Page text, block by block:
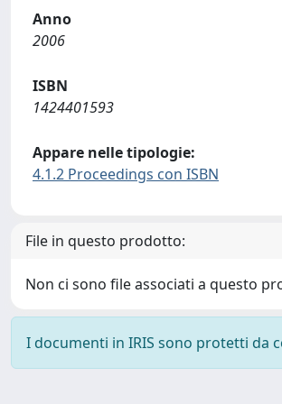
Anno
2006
ISBN
1424401593
Appare nelle tipologie:
4.1.2 Proceedings con ISBN
File in questo prodotto:
Non ci sono file associati a questo
I documenti in IRIS sono protetti da